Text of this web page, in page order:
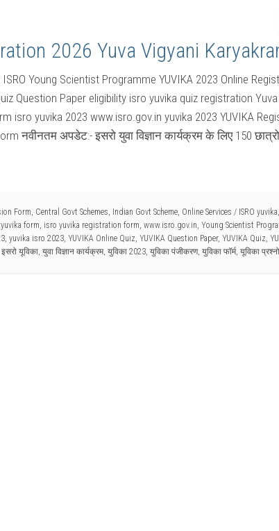
2026 Yuva Vigyani
Young Scientist Programme YUVIKA 2023 Online
Question Paper eligibility isro yuvika quiz registration
isro yuvika 2023 www.isro.gov.in yuvika 2023 YUVIKA
नवीनतम अपडेट:- इसरो युवा विज्ञान कार्यक्रम के लिए 150
Form, Central Govt Schemes, Indian Govt Scheme, Online Services / ISRO yuvika,
form, isro yuvika registration form, www.isro.gov.in, Young Scientist
, yuvika isro 2023, YUVIKA Online Quiz, YUVIKA Question Paper, YUVIKA Quiz,
इसरो यूविका, युवा विज्ञान कार्यक्रम, युविका 2023, युविका पंजीकरण, युविका फॉर्म, यूविका